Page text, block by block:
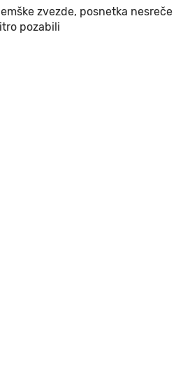
zvezde, posnetka nesreče
pozabili